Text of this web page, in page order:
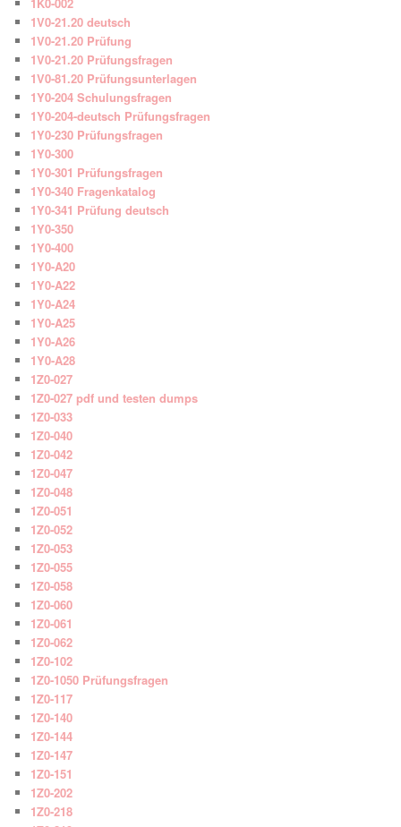
1V0-21.20 deutsch
1V0-21.20 Prüfung
1V0-21.20 Prüfungsfragen
1V0-81.20 Prüfungsunterlagen
1Y0-204 Schulungsfragen
1Y0-204-deutsch Prüfungsfragen
1Y0-230 Prüfungsfragen
1Y0-300
1Y0-301 Prüfungsfragen
1Y0-340 Fragenkatalog
1Y0-341 Prüfung deutsch
1Y0-350
1Y0-400
1Y0-A20
1Y0-A22
1Y0-A24
1Y0-A25
1Y0-A26
1Y0-A28
1Z0-027
1Z0-027 pdf und testen dumps
1Z0-033
1Z0-040
1Z0-042
1Z0-047
1Z0-048
1Z0-051
1Z0-052
1Z0-053
1Z0-055
1Z0-058
1Z0-060
1Z0-061
1Z0-062
1Z0-102
1Z0-1050 Prüfungsfragen
1Z0-117
1Z0-140
1Z0-144
1Z0-147
1Z0-151
1Z0-202
1Z0-218